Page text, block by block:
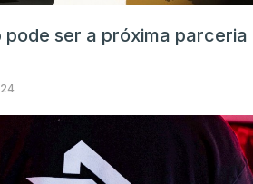
ser a próxima parceria